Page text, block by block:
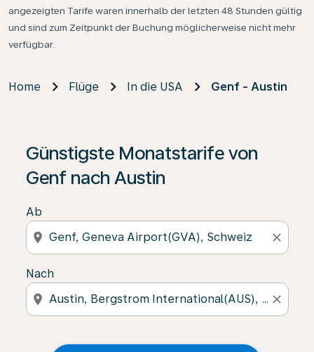
angezeigten Tarife waren innerhalb der letzten 48 Stunden gültig
und sind zum Zeitpunkt der Buchung möglicherweise nicht mehr
verfügbar.
Home Flüge In die USA Genf - Austin
Günstigste Monatstarife von
Genf nach Austin
Ab
location_on close
Nach
location_on close